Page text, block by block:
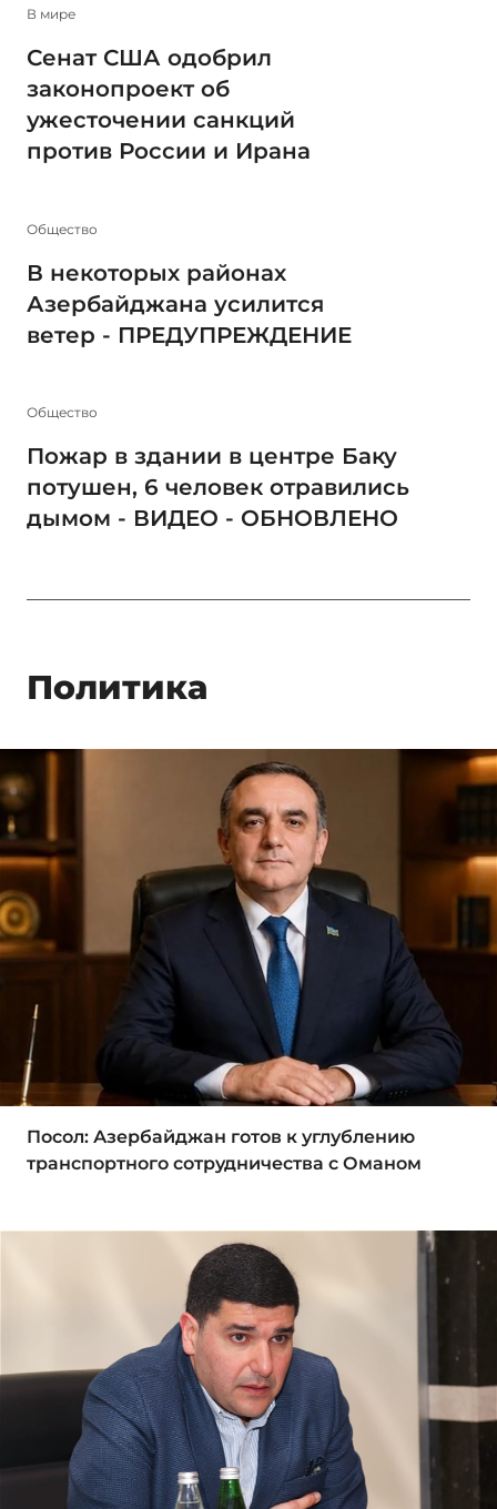
В мире
Сенат США одобрил
законопроект об
ужесточении санкций
против России и Ирана
Общество
В некоторых районах
Азербайджана усилится
ветер - ПРЕДУПРЕЖДЕНИЕ
Общество
Пожар в здании в центре Баку
потушен, 6 человек отравились
дымом - ВИДЕО - ОБНОВЛЕНО
Политика
Посол: Азербайджан готов к углублению
транспортного сотрудничества с Оманом